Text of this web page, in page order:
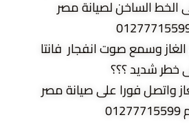
الخط الساخن لصيانة مصر
وسمع صوت انفجار فانتا
خطر شديد ؟؟؟
واتصل فورا على صيانة مصر